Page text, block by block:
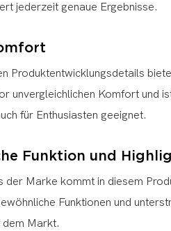
jederzeit genaue Ergebnisse.
Produktentwicklungsdetails
unvergleichlichen Komfort und
für Enthusiasten geeignet.
Funktion und
der Marke kommt in diesem
Funktionen und
dem Markt.